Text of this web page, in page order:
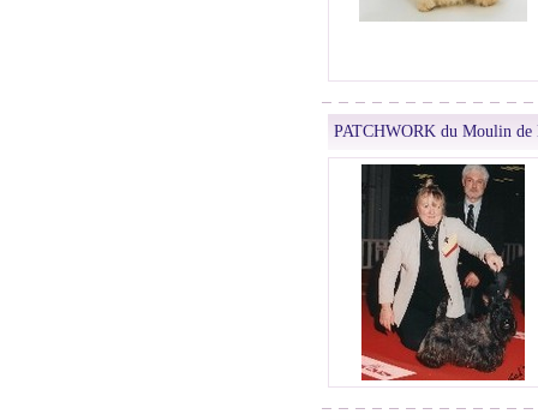
PATCHWORK du Moulin de